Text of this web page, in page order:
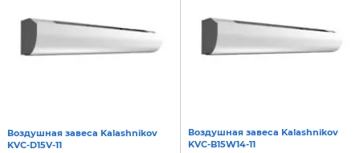
Воздушная завеса Kalashnikov
KVC-D15V-11
Воздушная завеса Kalashnikov
KVС-B15W14-11